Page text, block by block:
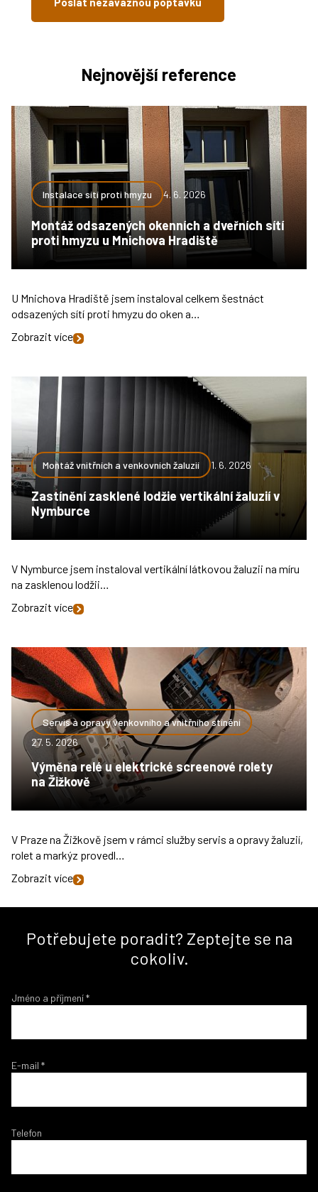
Nejnovější reference
Instalace sítí proti hmyzu 4. 6. 2026
Montáž odsazených okenních a dveřních sítí
proti hmyzu u Mnichova Hradiště
U Mnichova Hradiště jsem instaloval celkem šestnáct
odsazených sítí proti hmyzu do oken a…
Zobrazit více
Montáž vnitřních a venkovních žaluzií 1. 6. 2026
Zastínění zasklené lodžie vertikální žaluzií v
Nymburce
V Nymburce jsem instaloval vertikální látkovou žaluzii na míru
na zasklenou lodžii…
Zobrazit více
Servis a opravy venkovního a vnitřního stínění
27. 5. 2026
Výměna relé u elektrické screenové rolety
na Žižkově
V Praze na Žižkově jsem v rámci služby servis a opravy žaluzií,
rolet a markýz provedl…
Zobrazit více
Potřebujete poradit? Zeptejte se na
cokoliv.
Jméno a příjmení*
E-mail *
Telefon